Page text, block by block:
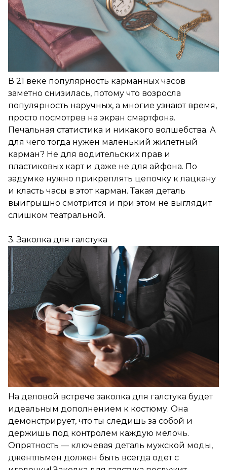
В 21 веке популярность карманных часов
заметно снизилась, потому что возросла
популярность наручных, а многие узнают время,
просто посмотрев на экран смартфона.
Печальная статистика и никакого волшебства. А
для чего тогда нужен маленький жилетный
карман? Не для водительских прав и
пластиковых карт и даже не для айфона. По
задумке нужно прикреплять цепочку к лацкану
и класть часы в этот карман. Такая деталь
выигрышно смотрится и при этом не выглядит
слишком театральной.
3. Заколка для галстука
На деловой встрече заколка для галстука будет
идеальным дополнением к костюму. Она
демонстрирует, что ты следишь за собой и
держишь под контролем каждую мелочь.
Опрятность — ключевая деталь мужской моды,
джентльмен должен быть всегда одет с